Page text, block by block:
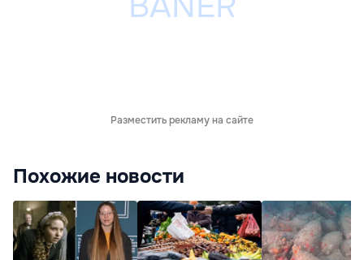
Разместить рекламу на сайте
Похожие новости